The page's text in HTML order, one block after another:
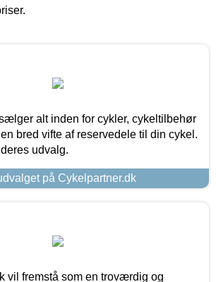
alt inden for cykler, cykeltilbehør
bred vifte af reservedele til din cykel.
udvalg.
på Cykelpartner.dk
vil fremstå som en troværdig og